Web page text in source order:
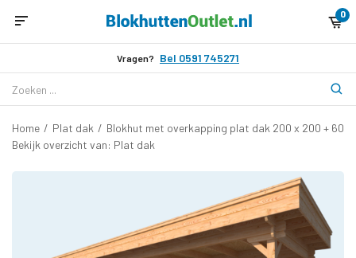
0
Vragen? Bel 0591 745271
Home / Plat dak / Blokhut met overkapping plat dak 200 x 200 +
Bekijk overzicht van: Plat dak